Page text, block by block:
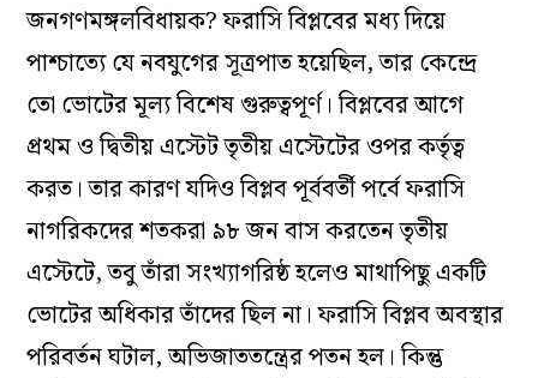
জনগণমঙ্গলবিধায়ক? ফরাসি বিপ্লবের মধ্য দিয়ে
পাশ্চাত্যে যে নবযুগের সূত্রপাত হয়েছিল, তার কেন্দ্রে
তো ভোটের মূল্য বিশেষ গুরুত্বপূর্ণ। বিপ্লবের আগে
প্রথম ও দ্বিতীয় এস্টেট তৃতীয় এস্টেটের ওপর কর্তৃত্ব
করত। তার কারণ যদিও বিপ্লব পূর্ববর্তী পর্বে ফরাসি
নাগরিকদের শতকরা ৯৮ জন বাস করতেন তৃতীয়
এস্টেটে, তবু তাঁরা সংখ্যাগরিষ্ঠ হলেও মাথাপিছু একটি
ভোটের অধিকার তাঁদের ছিল না। ফরাসি বিপ্লব অবস্থার
পরিবর্তন ঘটাল, অভিজাততন্ত্রের পতন হল। কিন্তু